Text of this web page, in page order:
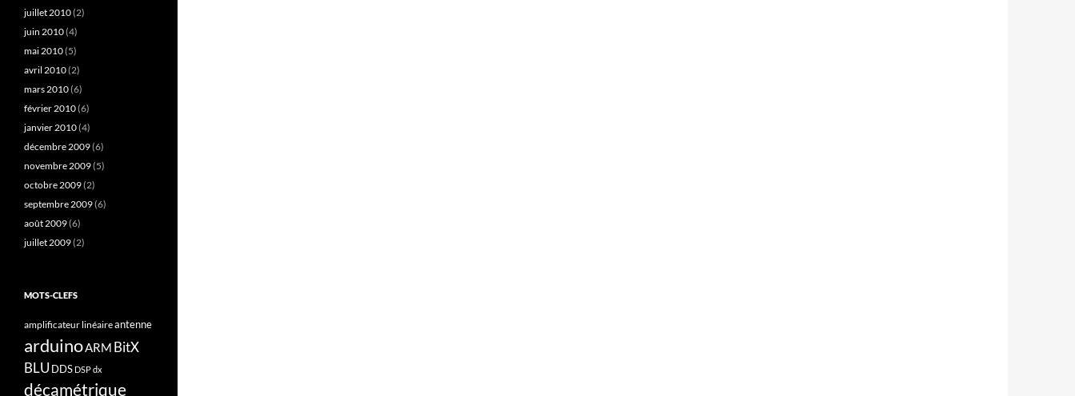
juillet 2010(2)
juin 2010(4)
mai 2010(5)
avril 2010(2)
mars 2010(6)
février 2010(6)
janvier 2010(4)
décembre 2009(6)
novembre 2009(5)
octobre 2009(2)
septembre 2009(6)
août 2009(6)
juillet 2009(2)
MOTS-CLEFS
amplificateur linéaireantenne
arduinoARM BitX
BLU DDS DSPdx
décamétrique